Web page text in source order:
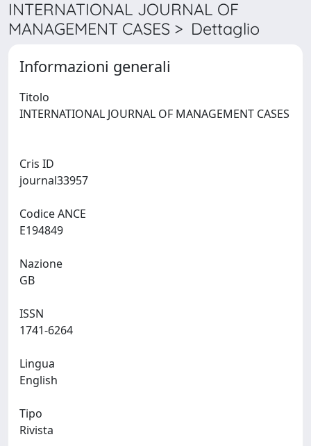
INTERNATIONAL JOURNAL OF
MANAGEMENT CASES > Dettaglio
Informazioni generali
Titolo
INTERNATIONAL JOURNAL OF MANAGEMENT CASES
Cris ID
Codice ANCE
Nazione
ISSN
Lingua
Tipo
Rivista